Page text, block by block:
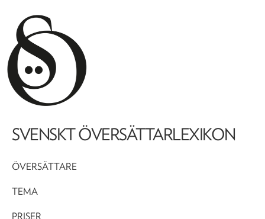
SVENSKT ÖVERSÄTTARLEXIKON
ÖVERSÄTTARE
TEMA
PRISER